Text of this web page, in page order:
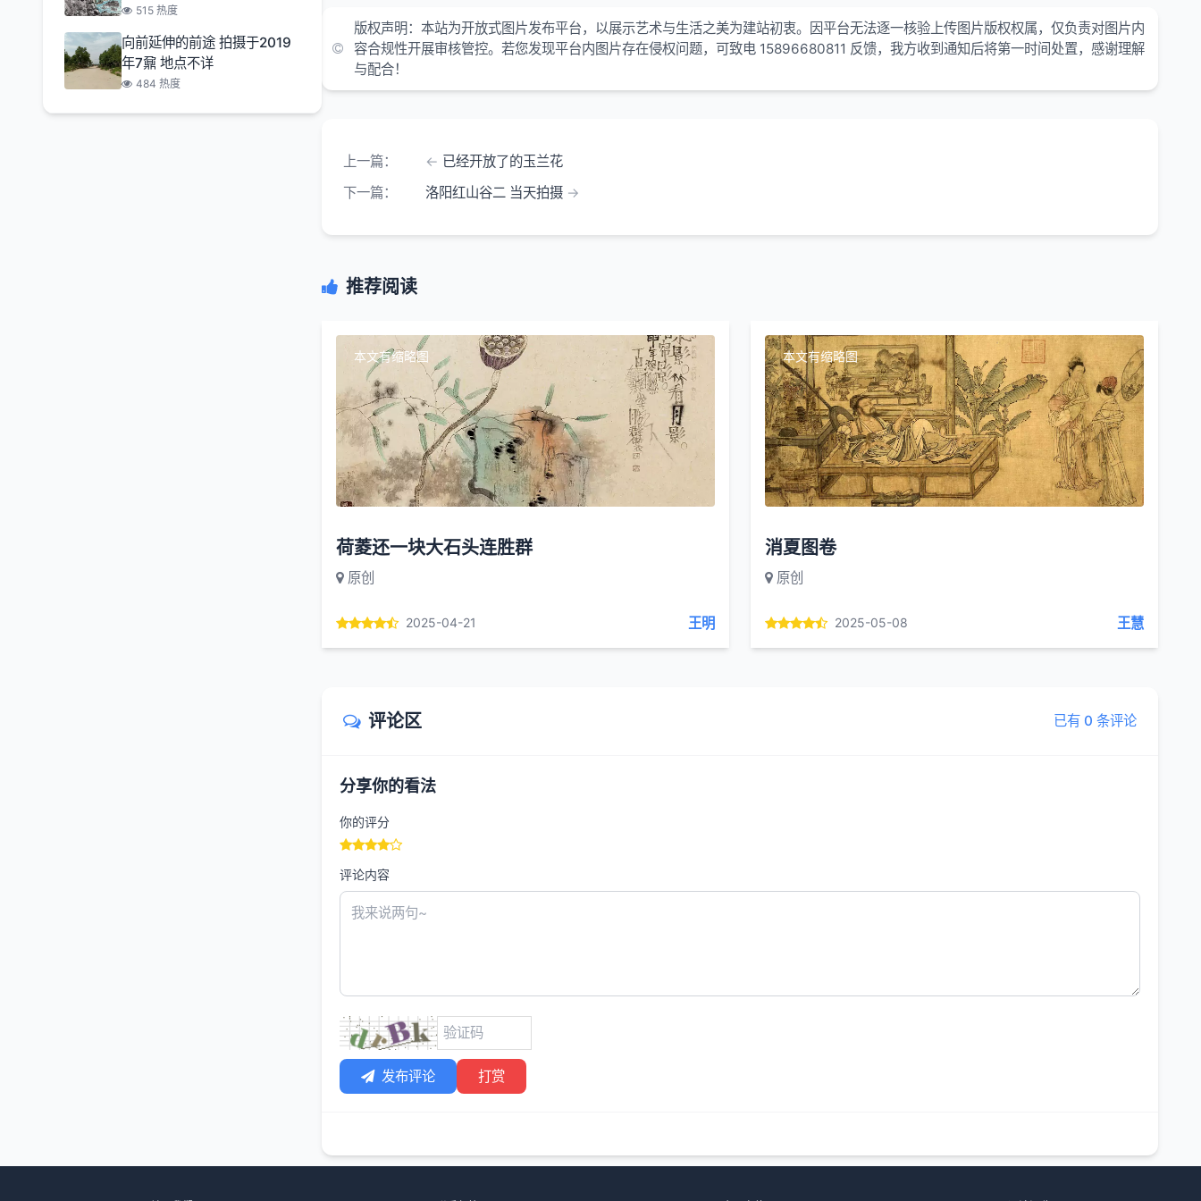
515 热度
向前延伸的前途 拍摄于2019
年7鼐 地点不详
484 热度
版权声明：本站为开放式图片发布平台，以展示艺术与生活之美为建站初衷。因平台无法逐一核验上传图片版权权属，仅负责对图片内
容合规性开展审核管控。若您发现平台内图片存在侵权问题，可致电 15896680811 反馈，我方收到通知后将第一时间处置，感谢理解
与配合！
上一篇：
已经开放了的玉兰花
下一篇：
洛阳红山谷二 当天拍摄
推荐阅读
本文有缩略图
荷菱还一块大石头连胜群
原创
2025-04-21 王明
本文有缩略图
消夏图卷
原创
2025-05-08 王慧
评论区 已有 0 条评论
分享你的看法
你的评分
评论内容
发布评论 打赏